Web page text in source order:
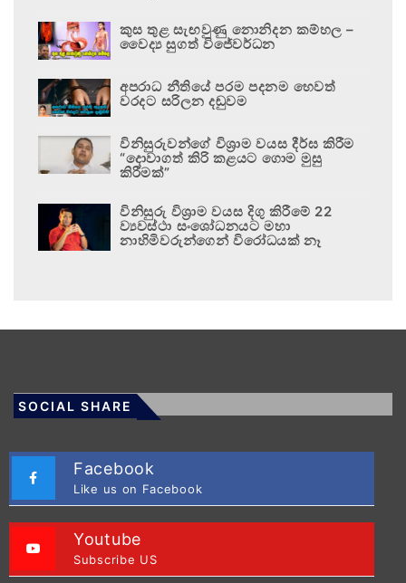
කුස තුළ සැඟවුණු නොනිදන කම්හල –
වෛද්‍ය සුගත් විජේවර්ධන
අපරාධ නීතියේ පරම පදනම හෙවත්
වරදට සරිලන දඬුවම
විනිසුරුවන්ගේ විශ්‍රාම වයස දීර්ඝ කිරීම
“දොවාගත් කිරි කළයට ගොම මුසු
කිරීමක්”
විනිසුරු විශ්‍රාම වයස දිගු කිරීමේ 22
ව්‍යවස්ථා සංශෝධනයට මහා
නාහිමිවරුන්ගෙන් විරෝධයක් නෑ
SOCIAL SHARE
Facebook
Like us on Facebook
Youtube
Subscribe US